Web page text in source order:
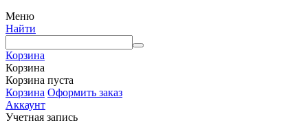
Меню
Найти
Корзина
Корзина
Корзина пуста
Корзина Оформить заказ
Аккаунт
Учетная запись